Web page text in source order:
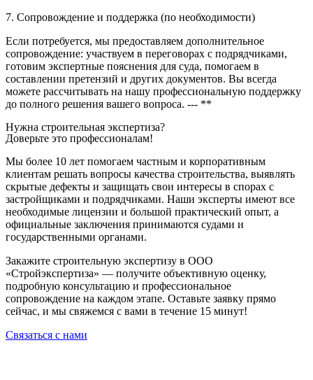
7. Сопровождение и поддержка (по необходимости)
Если потребуется, мы предоставляем дополнительное
сопровождение: участвуем в переговорах с подрядчиками,
готовим экспертные пояснения для суда, помогаем в
составлении претензий и других документов. Вы всегда
можете рассчитывать на нашу профессиональную поддержку
до полного решения вашего вопроса. --- **
Нужна строительная экспертиза?
Доверьте это профессионалам!
Мы более 10 лет помогаем частным и корпоративным
клиентам решать вопросы качества строительства, выявлять
скрытые дефекты и защищать свои интересы в спорах с
застройщиками и подрядчиками. Наши эксперты имеют все
необходимые лицензии и большой практический опыт, а
официальные заключения принимаются судами и
государственными органами.
Закажите строительную экспертизу в ООО
«Стройэкспертиза» — получите объективную оценку,
подробную консультацию и профессиональное
сопровождение на каждом этапе. Оставьте заявку прямо
сейчас, и мы свяжемся с вами в течение 15 минут!
Связаться с нами